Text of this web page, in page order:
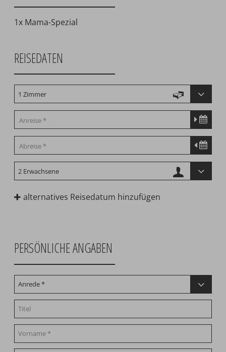
1x Mama-Spezial
REISEDATEN
alternatives Reisedatum hinzufügen
PERSÖNLICHE ANGABEN